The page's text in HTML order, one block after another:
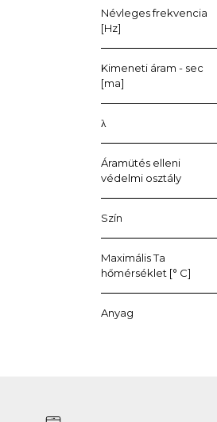
Névleges frekvencia
[Hz]
Kimeneti áram - sec
[ma]
λ
Áramütés elleni
védelmi osztály
Szín
Maximális Ta
hőmérséklet [° C]
Anyag